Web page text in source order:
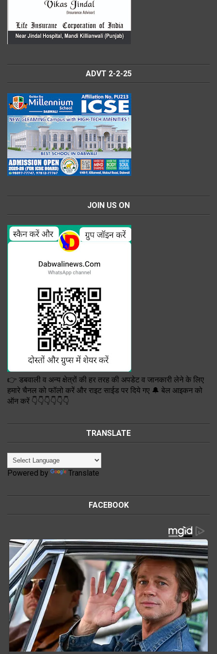
ADVT 2-2-25
JOIN US ON
👉 डबवाली व अन्य क्षेत्रों की हर तरह की अपडेट व जानकारी लेने के लिए
हमारे चैनल को फॉलो करें और राइट साईड पर दिये गए 🔔 बेल आइकन को
ऑन करें 👇👇👇👇👇👇
TRANSLATE
Powered by Translate
FACEBOOK